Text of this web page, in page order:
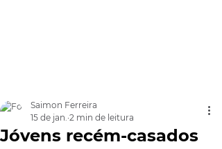
Jóvens recém-casados
Saimon Ferreira
15 de jan. 2 min de leitura